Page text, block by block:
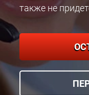
также не